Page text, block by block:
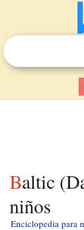
Baltic (Dakota del Sur) para
niños
Enciclopedia para